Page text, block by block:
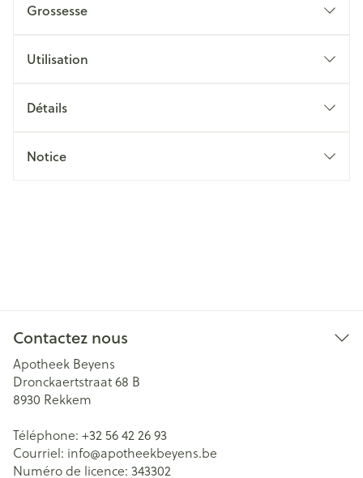
Grossesse
Utilisation
Détails
Notice
Contactez nous
Apotheek Beyens
Dronckaertstraat 68 B
8930 Rekkem
Téléphone: +32 56 42 26 93
Courriel: info@apotheekbeyens.be
Numéro de licence: 343302